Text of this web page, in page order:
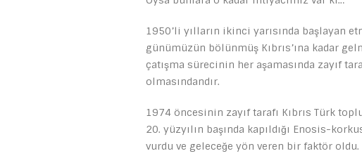
1950’li yılların ikinci yarısında başlayan
günümüzün bölünmüş Kıbrıs’ına kadar
çatışma sürecinin her aşamasında zayıf
olmasındandır.
1974 öncesinin zayıf tarafı Kıbrıs Türk
20. yüzyılın başında kapıldığı Enosis-
vurdu ve geleceğe yön veren bir faktör oldu.